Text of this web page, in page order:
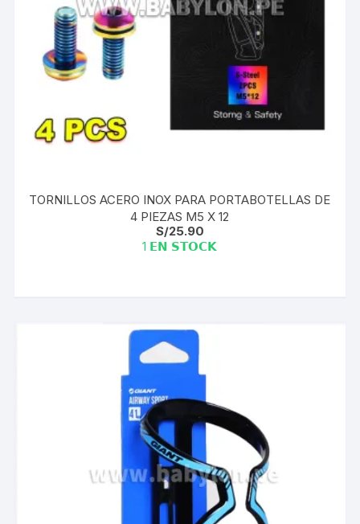
TORNILLOS ACERO INOX PARA PORTABOTELLAS DE
4 PIEZAS M5 X 12
S/25.90
1 𝗘𝗡 𝗦𝗧𝗢𝗖𝗞